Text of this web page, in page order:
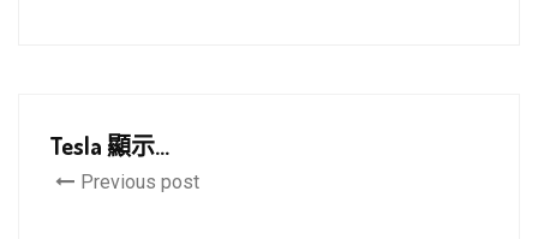
Tesla 顯示...
Previous post